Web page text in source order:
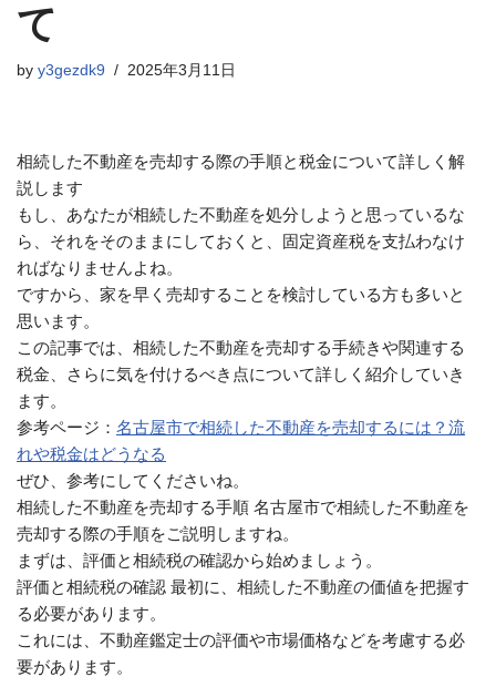
て
by y3gezdk9 2025年3月11日
相続した不動産を売却する際の手順と税金について詳しく解
説します
もし、あなたが相続した不動産を処分しようと思っているな
ら、それをそのままにしておくと、固定資産税を支払わなけ
ればなりませんよね。
ですから、家を早く売却することを検討している方も多いと
思います。
この記事では、相続した不動産を売却する手続きや関連する
税金、さらに気を付けるべき点について詳しく紹介していき
ます。
参考ページ： 名古屋市で相続した不動産を売却するには？流
れや税金はどうなる
ぜひ、参考にしてくださいね。
相続した不動産を売却する手順 名古屋市で相続した不動産を
売却する際の手順をご説明しますね。
まずは、評価と相続税の確認から始めましょう。
評価と相続税の確認 最初に、相続した不動産の価値を把握す
る必要があります。
これには、不動産鑑定士の評価や市場価格などを考慮する必
要があります。